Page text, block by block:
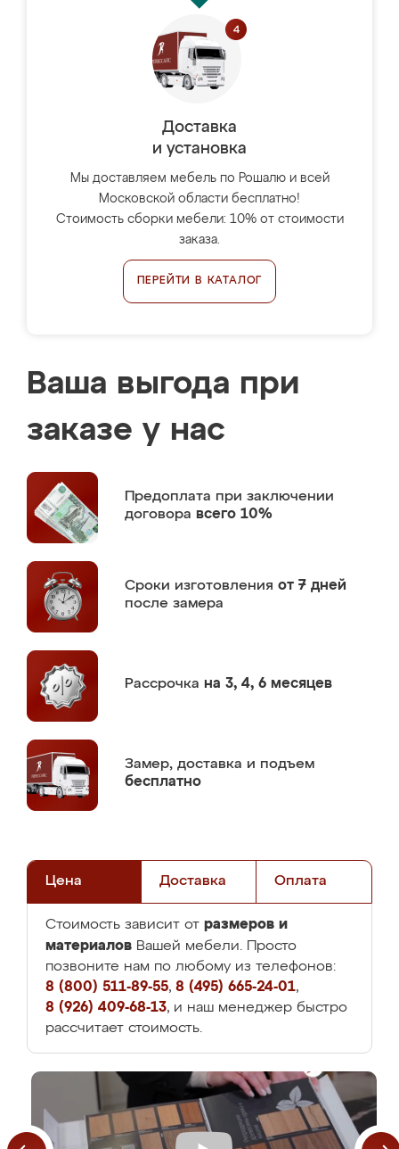
Доставка
и установка
Мы доставляем мебель по Рошалю и всей
Московской области бесплатно!
Стоимость сборки мебели: 10% от стоимости
заказа.
ПЕРЕЙТИ В КАТАЛОГ
Ваша выгода при
заказе у нас
Предоплата при заключении
договора всего 10%
Сроки изготовления от 7 дней
после замера
Рассрочка на 3, 4, 6 месяцев
Замер, доставка и подъем
бесплатно
Цена Доставка Оплата
Стоимость зависит от размеров и
материалов Вашей мебели. Просто
позвоните нам по любому из телефонов:
8 (800) 511-89-55, 8 (495) 665-24-01,
8 (926) 409-68-13, и наш менеджер быстро
рассчитает стоимость.